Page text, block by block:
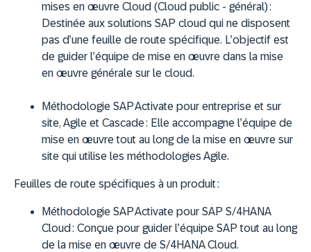
mises en œuvre Cloud (Cloud public - général) :
Destinée aux solutions SAP cloud qui ne disposent
pas d’une feuille de route spécifique. L’objectif est
de guider l’équipe de mise en œuvre dans la mise
en œuvre générale sur le cloud.
Méthodologie SAP Activate pour entreprise et sur
site, Agile et Cascade : Elle accompagne l’équipe de
mise en œuvre tout au long de la mise en œuvre sur
site qui utilise les méthodologies Agile.
Feuilles de route spécifiques à un produit :
Méthodologie SAP Activate pour SAP S/4HANA
Cloud : Conçue pour guider l’équipe SAP tout au long
de la mise en œuvre de S/4HANA Cloud.